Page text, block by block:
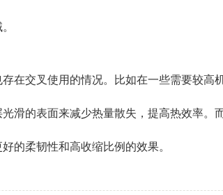
在交叉使用的情况。比如在一些需要较高
滑的表面来减少热量散失，提高热效率。
的柔韧性和高收缩比例的效果。